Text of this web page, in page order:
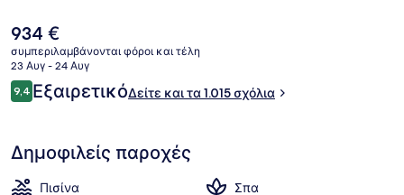
σερβίρει διεθνής κουζίνα και είναι ανοικτό για πρωινό,
μεσημεριανό και βραδινό. Άλλες παροχές που προσφέρονται
σε αυτό το θέρετρο (πολυτελείας) είναι 3 μπαρ/lounge,
εσωτερική πισίνα και εξωτερική πισίνα. Άλλοι ταξιδιώτες λένε
καλά πράγματα για το εξυπηρετικό προσωπικό και τη συνολική
κατάσταση του καταλύματος.
Η
τρέχουσα
τιμή
είναι
934 €
934 €
συμπεριλαμβάνονται φόροι και τέλη
23 Αυγ - 24 Αυγ
Σχόλια
9,49,4 στα 10
ΕξαιρετικόΔείτε και τα 1.015 σχόλια
Δημοφιλείς παροχές
Πισίνα
Σπα